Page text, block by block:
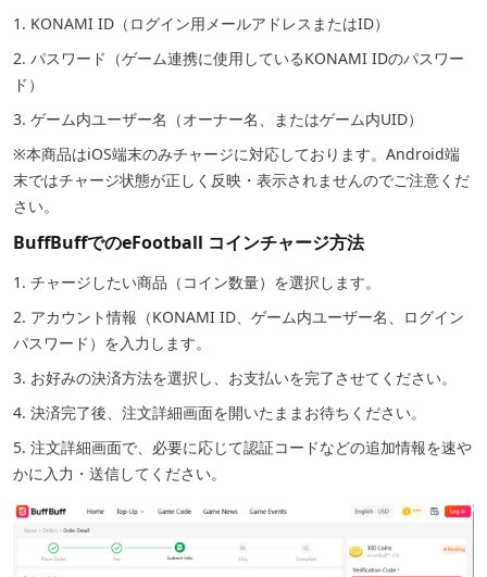
1. KONAMI ID（ログイン用メールアドレスまたはID）
2. パスワード（ゲーム連携に使用しているKONAMI IDのパスワー
ド）
3. ゲーム内ユーザー名（オーナー名、またはゲーム内UID）
※本商品はiOS端末のみチャージに対応しております。Android端
末ではチャージ状態が正しく反映・表示されませんのでご注意くだ
さい。
BuffBuffでのeFootball コインチャージ方法
1. チャージしたい商品（コイン数量）を選択します。
2. アカウント情報（KONAMI ID、ゲーム内ユーザー名、ログイン
パスワード）を入力します。
3. お好みの決済方法を選択し、お支払いを完了させてください。
4. 決済完了後、注文詳細画面を開いたままお待ちください。
5. 注文詳細画面で、必要に応じて認証コードなどの追加情報を速や
かに入力・送信してください。